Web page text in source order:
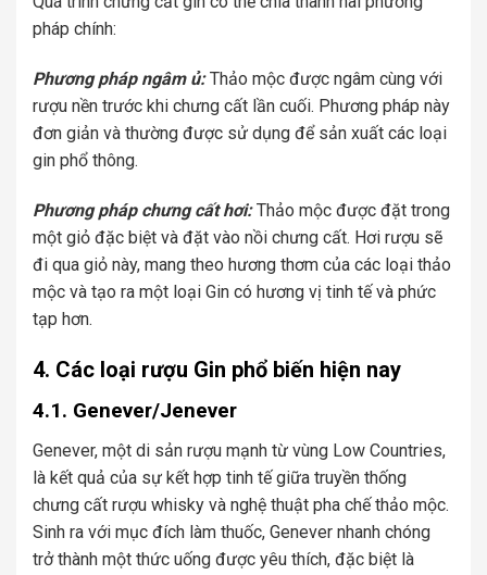
pháp chính:
Phương pháp ngâm ủ:Thảo mộc được ngâm cùng với
rượu nền trước khi chưng cất lần cuối. Phương pháp này
đơn giản và thường được sử dụng để sản xuất các loại
gin phổ thông.
Phương pháp chưng cất hơi:Thảo mộc được đặt trong
một giỏ đặc biệt và đặt vào nồi chưng cất. Hơi rượu sẽ
đi qua giỏ này, mang theo hương thơm của các loại thảo
mộc và tạo ra một loại Gin có hương vị tinh tế và phức
tạp hơn.
4. Các loại rượu Gin phổ biến hiện nay
4.1. Genever/Jenever
Genever, một di sản rượu mạnh từ vùng Low Countries,
là kết quả của sự kết hợp tinh tế giữa truyền thống
chưng cất rượu whisky và nghệ thuật pha chế thảo mộc.
Sinh ra với mục đích làm thuốc, Genever nhanh chóng
trở thành một thức uống được yêu thích, đặc biệt là